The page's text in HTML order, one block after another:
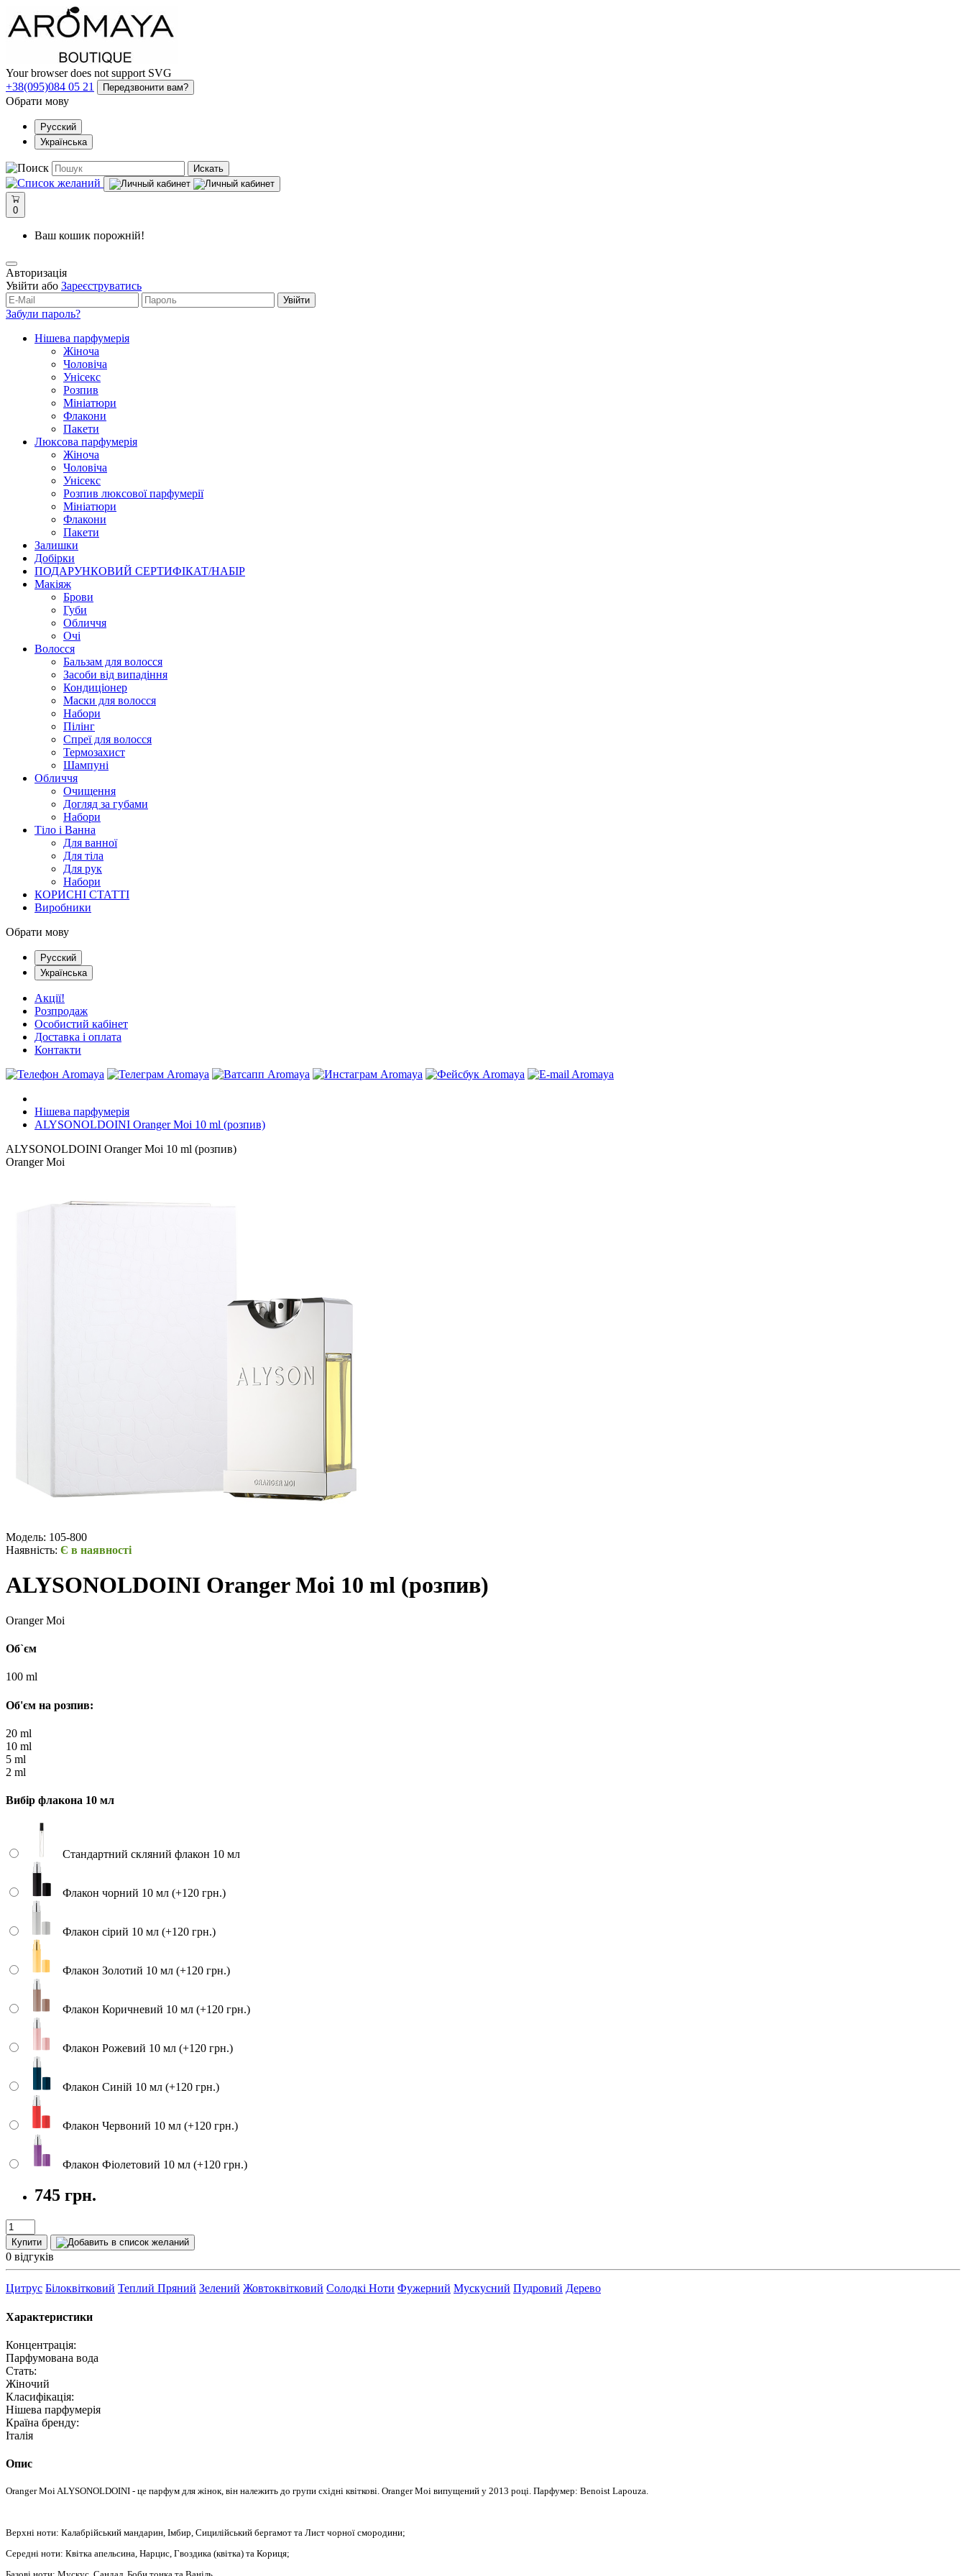
Your browser does not support SVG
+38(095)084 05 21
Передзвонити вам?
Обрати мову
Русский
Українська
Искать
0
Ваш кошик порожній!
Авторизація
Увійти або Зареєструватись
Увійти
Забули пароль?
Нішева парфумерія
Жіноча
Чоловіча
Унісекс
Розпив
Мініатюри
Флакони
Пакети
Люксова парфумерія
Жіноча
Чоловіча
Унісекс
Розпив люксової парфумерії
Мініатюри
Флакони
Пакети
Залишки
Добірки
ПОДАРУНКОВИЙ СЕРТИФІКАТ/НАБІР
Макіяж
Брови
Губи
Обличчя
Очі
Волосся
Бальзам для волосся
Засоби від випадіння
Кондиціонер
Маски для волосся
Набори
Пілінг
Спреї для волосся
Термозахист
Шампуні
Обличчя
Очищення
Догляд за губами
Набори
Тіло і Ванна
Для ванної
Для тіла
Для рук
Набори
КОРИСНІ СТАТТІ
Виробники
Обрати мову
Русский
Українська
Акції!
Розпродаж
Особистий кабінет
Доставка і оплата
Контакти
Нішева парфумерія
ALYSONOLDOINI Oranger Moi 10 ml (розпив)
ALYSONOLDOINI Oranger Moi 10 ml (розпив)
Oranger Moi
Модель: 105-800
Наявність: Є в наявності
ALYSONOLDOINI Oranger Moi 10 ml (розпив)
Oranger Moi
Об`єм
100 ml
Об'єм на розпив:
20 ml
10 ml
5 ml
2 ml
Вибір флакона 10 мл
Стандартний скляний флакон 10 мл
Флакон чорний 10 мл (+120 грн.)
Флакон сірий 10 мл (+120 грн.)
Флакон Золотий 10 мл (+120 грн.)
Флакон Коричневий 10 мл (+120 грн.)
Флакон Рожевий 10 мл (+120 грн.)
Флакон Синій 10 мл (+120 грн.)
Флакон Червоний 10 мл (+120 грн.)
Флакон Фіолетовий 10 мл (+120 грн.)
745 грн.
Купити
0 відгуків
Цитрус Білоквітковий Теплий Пряний Зелений Жовтоквітковий Солодкі Ноти Фужерний Мускусний Пудровий Дерево
Характеристики
Концентрація:
Парфумована вода
Стать:
Жіночий
Класифікація:
Нішева парфумерія
Країна бренду:
Італія
Опис
Oranger Moi ALYSONOLDOINI - це парфум для жінок, він належить до групи східні квіткові. Oranger Moi випущений у 2013 році. Парфумер: Benoist Lapouza.
Верхні ноти: Калабрійський мандарин, Імбир, Сицилійський бергамот та Лист чорної смородини;
Середні ноти: Квітка апельсина, Нарцис, Гвоздика (квітка) та Кориця;